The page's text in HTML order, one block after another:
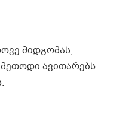
მიდგომას,
ავითარებს